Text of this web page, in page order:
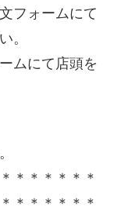
フォームにて
。
ムにて店頭を
＊＊＊＊＊＊
＊＊＊＊＊＊